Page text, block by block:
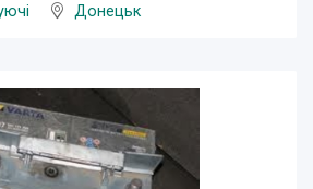
Донецьк